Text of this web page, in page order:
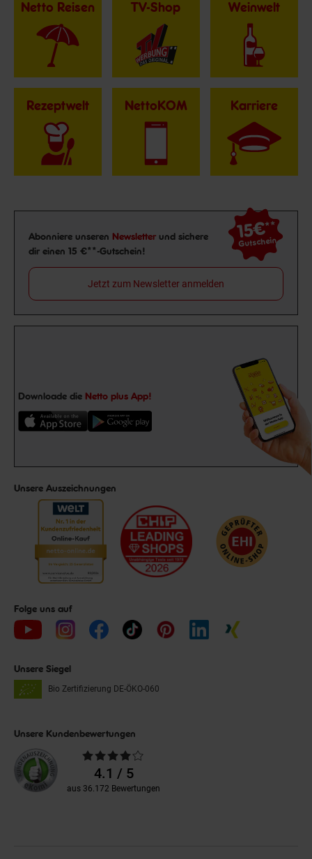
Netto Reisen TV-Shop Weinwelt
Rezeptwelt NettoKOM Karriere
Newsletter Anmeldung
Abonniere unseren Newsletter und sichere
dir einen 15 €**-Gutschein!
15€**
Gutschein
Jetzt zum Newsletter anmelden
Downloade die Netto plus App!
Unsere Auszeichnungen
Folge uns auf
Unsere Siegel
Bio Zertifizierung DE-ÖKO-060
Unsere Kundenbewertungen
Durchschnittliche
Bewertungen4.1 / 5
aus 36.172 Bewertungen